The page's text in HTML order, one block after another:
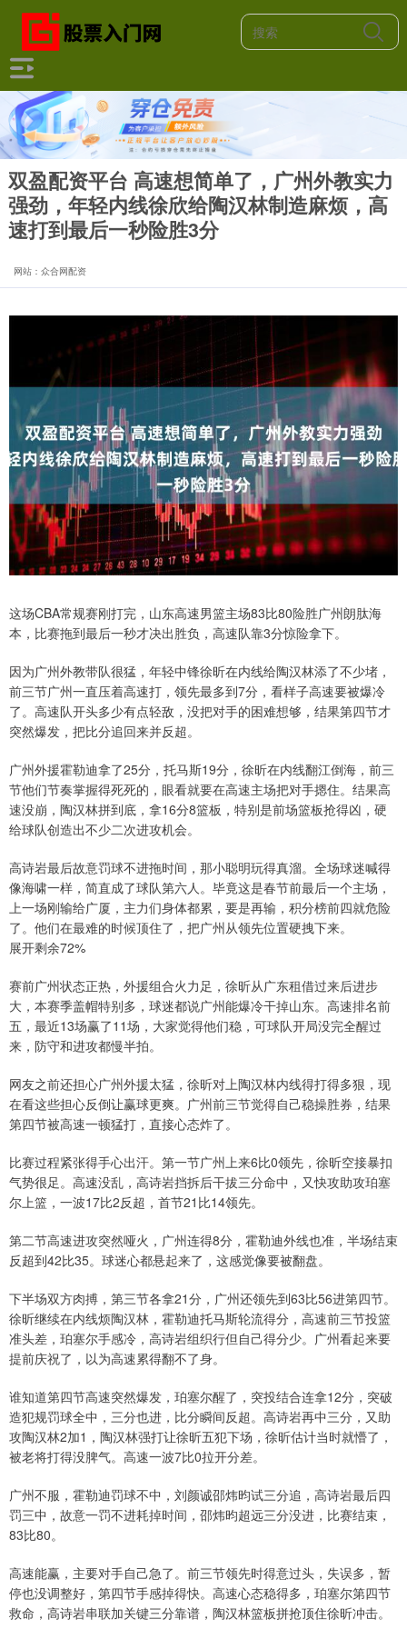
双盈配资平台 高速想简单了，广州外教实力
强劲，年轻内线徐欣给陶汉林制造麻烦，高
速打到最后一秒险胜3分
网站：众合网配资
这场CBA常规赛刚打完，山东高速男篮主场83比80险胜广州朗肽海
本，比赛拖到最后一秒才决出胜负，高速队靠3分惊险拿下。
因为广州外教带队很猛，年轻中锋徐昕在内线给陶汉林添了不少堵，
前三节广州一直压着高速打，领先最多到7分，看样子高速要被爆冷
了。高速队开头多少有点轻敌，没把对手的困难想够，结果第四节才
突然爆发，把比分追回来并反超。
广州外援霍勒迪拿了25分，托马斯19分，徐昕在内线翻江倒海，前三
节他们节奏掌握得死死的，眼看就要在高速主场把对手摁住。结果高
速没崩，陶汉林拼到底，拿16分8篮板，特别是前场篮板抢得凶，硬
给球队创造出不少二次进攻机会。
高诗岩最后故意罚球不进拖时间，那小聪明玩得真溜。全场球迷喊得
像海啸一样，简直成了球队第六人。毕竟这是春节前最后一个主场，
上一场刚输给广厦，主力们身体都累，要是再输，积分榜前四就危险
了。他们在最难的时候顶住了，把广州从领先位置硬拽下来。
展开剩余72%
赛前广州状态正热，外援组合火力足，徐昕从广东租借过来后进步
大，本赛季盖帽特别多，球迷都说广州能爆冷干掉山东。高速排名前
五，最近13场赢了11场，大家觉得他们稳，可球队开局没完全醒过
来，防守和进攻都慢半拍。
网友之前还担心广州外援太猛，徐昕对上陶汉林内线得打得多狠，现
在看这些担心反倒让赢球更爽。广州前三节觉得自己稳操胜券，结果
第四节被高速一顿猛打，直接心态炸了。
比赛过程紧张得手心出汗。第一节广州上来6比0领先，徐昕空接暴扣
气势很足。高速没乱，高诗岩挡拆后干拔三分命中，又快攻助攻珀塞
尔上篮，一波17比2反超，首节21比14领先。
第二节高速进攻突然哑火，广州连得8分，霍勒迪外线也准，半场结束
反超到42比35。球迷心都悬起来了，这感觉像要被翻盘。
下半场双方肉搏，第三节各拿21分，广州还领先到63比56进第四节。
徐昕继续在内线烦陶汉林，霍勒迪托马斯轮流得分，高速前三节投篮
准头差，珀塞尔手感冷，高诗岩组织行但自己得分少。广州看起来要
提前庆祝了，以为高速累得翻不了身。
谁知道第四节高速突然爆发，珀塞尔醒了，突投结合连拿12分，突破
造犯规罚球全中，三分也进，比分瞬间反超。高诗岩再中三分，又助
攻陶汉林2加1，陶汉林强打让徐昕五犯下场，徐昕估计当时就懵了，
被老将打得没脾气。高速一波7比0拉开分差。
广州不服，霍勒迪罚球不中，刘颜诚邵炜昀试三分追，高诗岩最后四
罚三中，故意一罚不进耗掉时间，邵炜昀超远三分没进，比赛结束，
83比80。
高速能赢，主要对手自己急了。前三节领先时得意过头，失误多，暂
停也没调整好，第四节手感掉得快。高速心态稳得多，珀塞尔第四节
救命，高诗岩串联加关键三分靠谱，陶汉林篮板拼抢顶住徐昕冲击。